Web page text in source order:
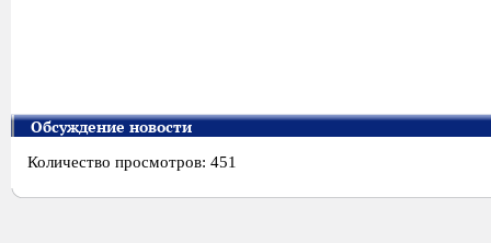
Обсуждение новости
Количество просмотров: 451